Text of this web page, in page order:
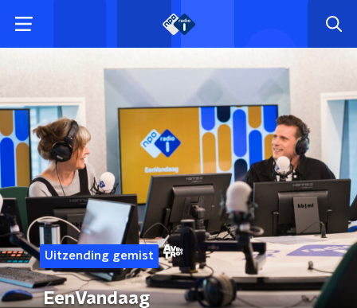
Uitzending gemist
EenVandaag